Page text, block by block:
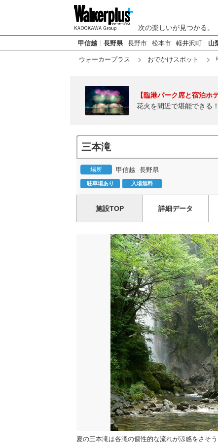
次の楽しいが見つかる。
甲信越 長野県 長野市 松本市 軽井沢町 山
ウォーカープラス おでかけスポット
【臨港パーク席と宿泊ホ
花火を間近で堪能できる
三本滝
場所 甲信越 長野県
駐車場あり 入場無料
施設TOP 詳細データ
夏の三本滝は各滝の個性的な流れが涼感をさそう